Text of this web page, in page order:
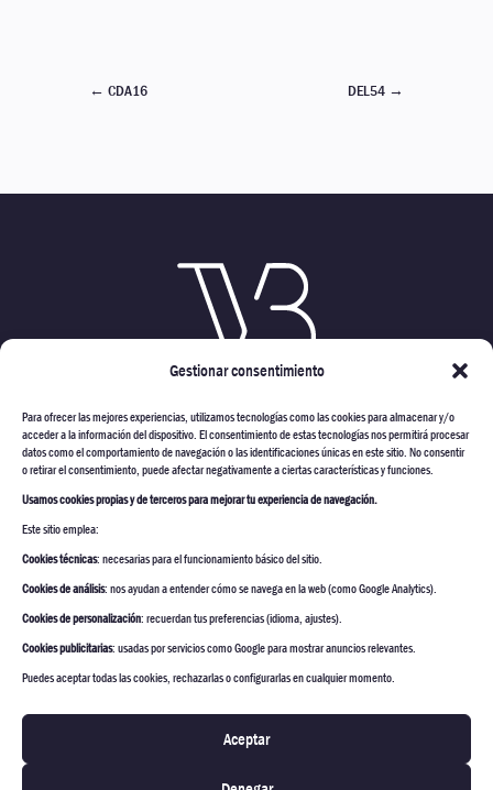
Gestionar consentimiento
Para ofrecer las mejores experiencias, utilizamos tecnologías como las cookies para almacenar y/o
acceder a la información del dispositivo. El consentimiento de estas tecnologías nos permitirá procesar
datos como el comportamiento de navegación o las identificaciones únicas en este sitio. No consentir
o retirar el consentimiento, puede afectar negativamente a ciertas características y funciones.
Usamos cookies propias y de terceros para mejorar tu experiencia de navegación.
Este sitio emplea:
Cookies técnicas: necesarias para el funcionamiento básico del sitio.
Cookies de análisis: nos ayudan a entender cómo se navega en la web (como Google Analytics).
Cookies de personalización: recuerdan tus preferencias (idioma, ajustes).
Cookies publicitarias: usadas por servicios como Google para mostrar anuncios relevantes.
Puedes aceptar todas las cookies, rechazarlas o configurarlas en cualquier momento.
Aceptar
← CDA16 DEL54 →
VARMONT CONSTRUCTORES
ESTUDIO ARQUITECTURA
CONSTRUCCION & REFORMA
INTERIORISMO & DECORACIÓN
CONTACTO